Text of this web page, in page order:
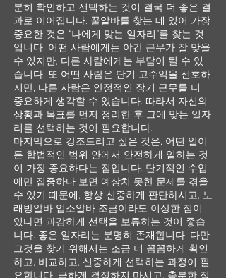
분히 확인하고 선택하는 것이 결국 더 좋은 결
과로 이어집니다. 꿀알바를 찾는 데 있어 가장
중요한 것은 “나에게 맞는 일자리”를 찾는 것
입니다. 어떤 사람에게는 야간 근무가 잘 맞을
수 있지만, 다른 사람에게는 부담이 될 수 있
습니다. 또 어떤 사람은 단기 고수익을 선호하
지만, 다른 사람은 안정적인 장기 근무를 더
중요하게 생각할 수 있습니다. 따라서 자신의
상황과 목표를 먼저 정리한 후 그에 맞는 일자
리를 선택하는 것이 필요합니다.
마지막으로 강조드리고 싶은 것은, 어떤 일이
든 합법적인 범위 안에서 안전하게 일하는 것
이 가장 중요하다는 점입니다. 단기적인 수입
에만 집중하다 보면 예상치 못한 문제를 겪을
수 있기 때문에, 항상 신중하게 판단하시고, 노
래방알바 업소알바 조금이라도 이상한 점이
있다면 과감하게 선택을 보류하는 것이 좋습
니다. 좋은 일자리는 분명히 존재합니다. 다만
그것을 찾기 위해서는 조금 더 꼼꼼하게 확인
하고, 비교하고, 신중하게 선택하는 과정이 필
요합니다. 급하게 결정하지 마시고, 충분한 정